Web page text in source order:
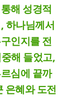
해 성경적
하나님께서
인지를 전
해 들었고,
심에 끝까
은혜와 도전